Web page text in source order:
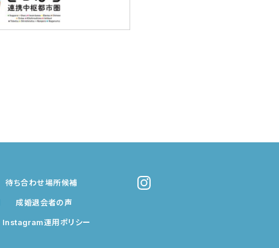
待ち合わせ場所候補
成婚退会者の声
Instagram運用ポリシー